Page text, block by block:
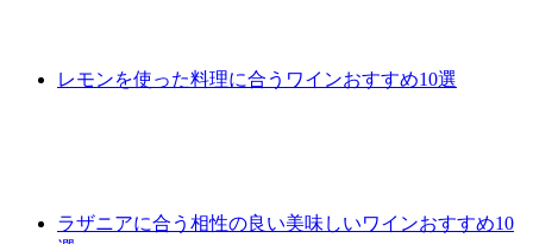
レモンを使った料理に合うワインおすすめ10選
ラザニアに合う相性の良い美味しいワインおすすめ10